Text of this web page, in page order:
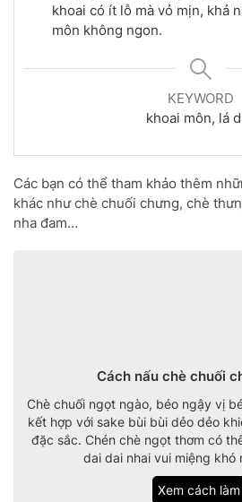
khoai có ít lỗ mà vỏ mịn, khả
môn không ngon.
KEYWORD
khoai môn, lá
Các bạn có thể tham khảo thêm
khác như chè chuối chưng, chè
nha đam…
Cách nấu chè chuối
Chè chuối ngọt ngào, béo ngậy vị
kết hợp với sake bùi bùi dẻo dẻo
đặc sắc. Chén chè ngọt thơm có
dai dai nhai vui miệng khó
Xem cách làm